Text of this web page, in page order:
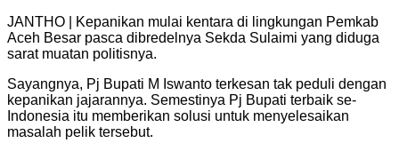
JANTHO | Kepanikan mulai kentara di lingkungan Pemkab
Aceh Besar pasca dibredelnya Sekda Sulaimi yang diduga
sarat muatan politisnya.
Sayangnya, Pj Bupati M Iswanto terkesan tak peduli dengan
kepanikan jajarannya. Semestinya Pj Bupati terbaik se-
Indonesia itu memberikan solusi untuk menyelesaikan
masalah pelik tersebut.